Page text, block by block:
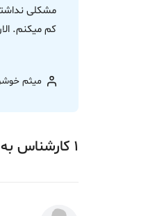
مشکلی
کم میکنم.
میثم
1 کارشناس